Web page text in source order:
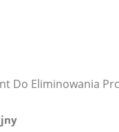
Do Eliminowania